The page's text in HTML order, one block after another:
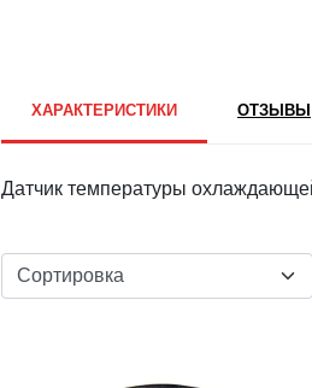
ХАРАКТЕРИСТИКИ ОТЗЫВЫ
Датчик температуры